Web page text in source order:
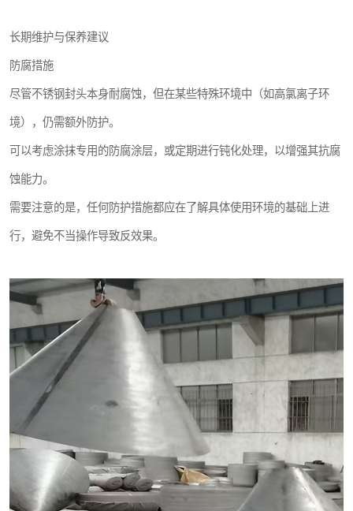
长期维护与保养建议
防腐措施
尽管不锈钢封头本身耐腐蚀，但在某些特殊环境中（如高氯离子环
境），仍需额外防护。
可以考虑涂抹专用的防腐涂层，或定期进行钝化处理，以增强其抗腐
蚀能力。
需要注意的是，任何防护措施都应在了解具体使用环境的基础上进
行，避免不当操作导致反效果。